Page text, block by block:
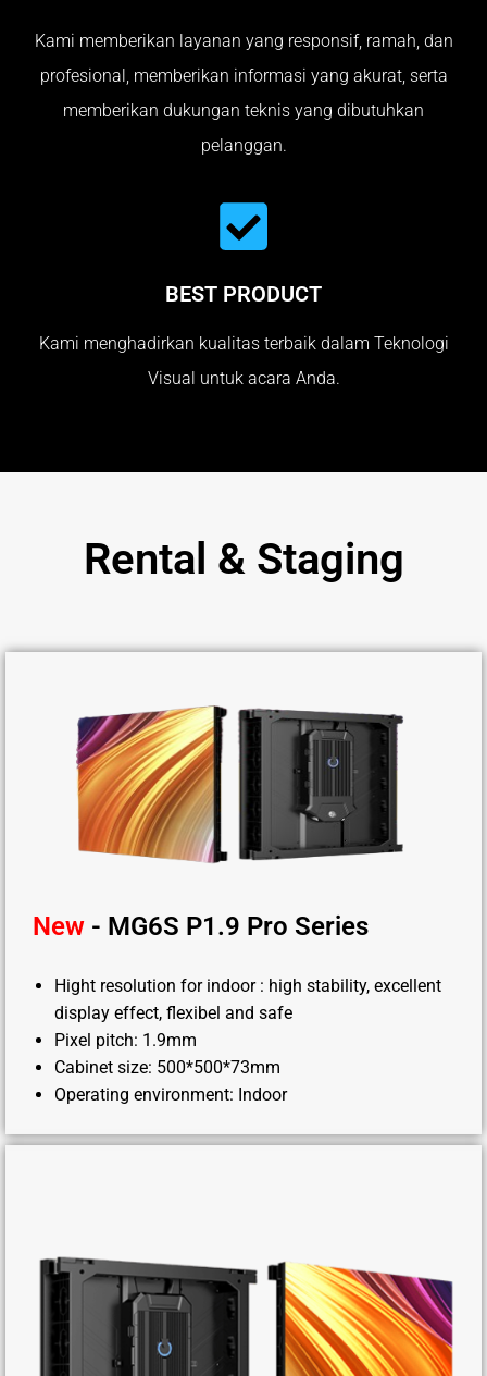
Kami memberikan layanan yang responsif, ramah, dan
profesional, memberikan informasi yang akurat, serta
memberikan dukungan teknis yang dibutuhkan
pelanggan.
BEST PRODUCT
Kami menghadirkan kualitas terbaik dalam Teknologi
Visual untuk acara Anda.
Rental & Staging
New - MG6S P1.9 Pro Series
Hight resolution for indoor : high stability, excellent
display effect, flexibel and safe
Pixel pitch: 1.9mm
Cabinet size: 500*500*73mm
Operating environment: Indoor